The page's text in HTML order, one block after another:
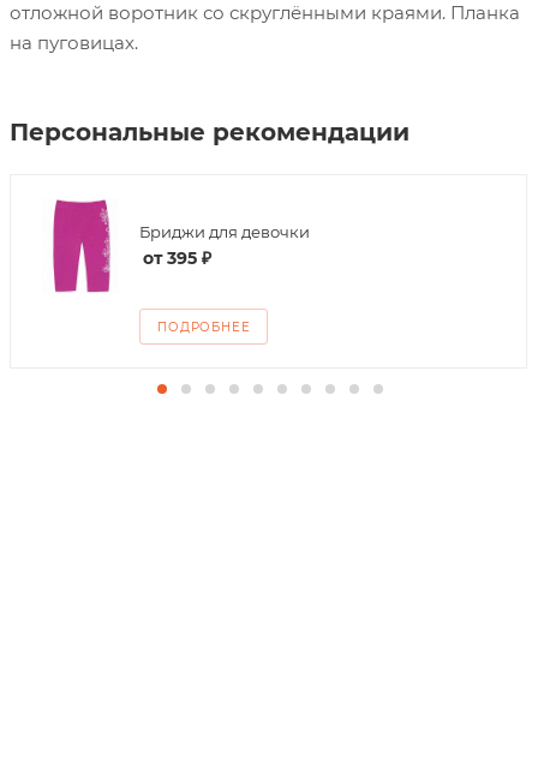
отложной воротник со скруглёнными краями. Планка
на пуговицах.
Персональные рекомендации
Бриджи для девочки
от395 ₽
ПОДРОБНЕЕ